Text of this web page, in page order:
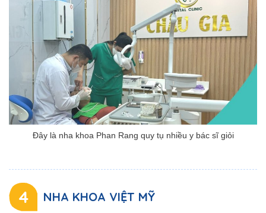
Đây là nha khoa Phan Rang quy tụ nhiều y bác sĩ giỏi
4 NHA KHOA VIỆT MỸ